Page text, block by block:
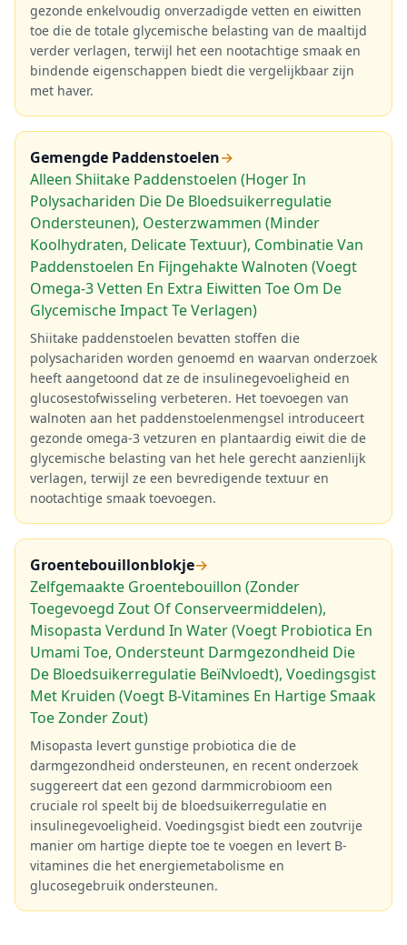
gezonde enkelvoudig onverzadigde vetten en eiwitten
toe die de totale glycemische belasting van de maaltijd
verder verlagen, terwijl het een nootachtige smaak en
bindende eigenschappen biedt die vergelijkbaar zijn
met haver.
Gemengde Paddenstoelen→
Alleen Shiitake Paddenstoelen (Hoger In
Polysachariden Die De Bloedsuikerregulatie
Ondersteunen), Oesterzwammen (Minder
Koolhydraten, Delicate Textuur), Combinatie Van
Paddenstoelen En Fijngehakte Walnoten (Voegt
Omega-3 Vetten En Extra Eiwitten Toe Om De
Glycemische Impact Te Verlagen)
Shiitake paddenstoelen bevatten stoffen die
polysachariden worden genoemd en waarvan onderzoek
heeft aangetoond dat ze de insulinegevoeligheid en
glucosestofwisseling verbeteren. Het toevoegen van
walnoten aan het paddenstoelenmengsel introduceert
gezonde omega-3 vetzuren en plantaardig eiwit die de
glycemische belasting van het hele gerecht aanzienlijk
verlagen, terwijl ze een bevredigende textuur en
nootachtige smaak toevoegen.
Groentebouillonblokje→
Zelfgemaakte Groentebouillon (Zonder
Toegevoegd Zout Of Conserveermiddelen),
Misopasta Verdund In Water (Voegt Probiotica En
Umami Toe, Ondersteunt Darmgezondheid Die
De Bloedsuikerregulatie BeïNvloedt), Voedingsgist
Met Kruiden (Voegt B-Vitamines En Hartige Smaak
Toe Zonder Zout)
Misopasta levert gunstige probiotica die de
darmgezondheid ondersteunen, en recent onderzoek
suggereert dat een gezond darmmicrobioom een
cruciale rol speelt bij de bloedsuikerregulatie en
insulinegevoeligheid. Voedingsgist biedt een zoutvrije
manier om hartige diepte toe te voegen en levert B-
vitamines die het energiemetabolisme en
glucosegebruik ondersteunen.